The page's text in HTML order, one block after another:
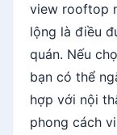
view rooftop
lộng là điều
quán. Nếu
bạn có thể
hợp với nội
phong cách